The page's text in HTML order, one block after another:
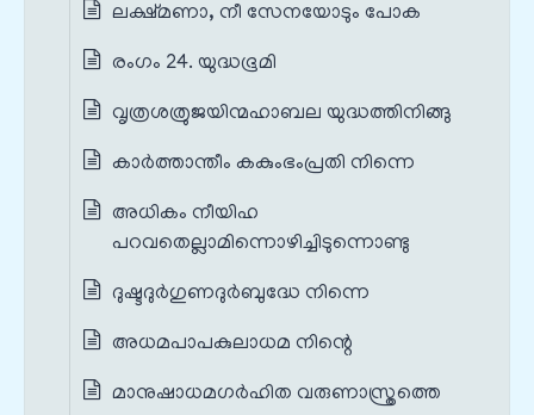
ലക്ഷ്മണാ, നീ സേനയോടും പോക
രംഗം 24. യുദ്ധഭൂമി
വൃത്രശത്രുജയിന്മഹാബല യുദ്ധത്തിനിങ്ങു
കാർത്താന്തീം കകുംഭംപ്രതി നിന്നെ
അധികം നീയിഹ
പറവതെല്ലാമിന്നൊഴിച്ചിടുന്നൊണ്ടു
ദുഷ്ടദുർഗുണദുർബുദ്ധേ നിന്നെ
അധമപാപകുലാധമ നിന്റെ
മാനുഷാധമഗർഹിത വരുണാസ്ത്രത്തെ